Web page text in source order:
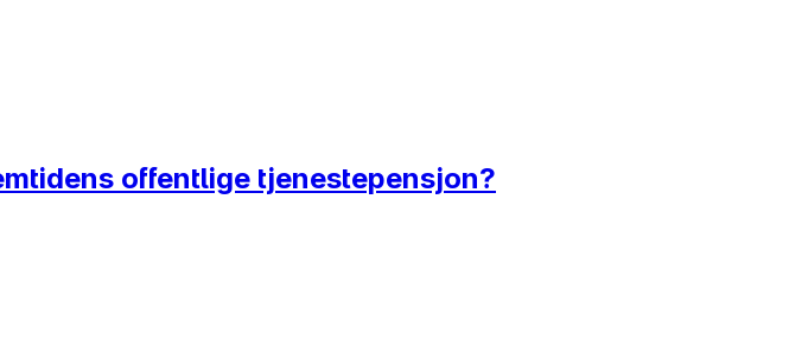
offentlige tjenestepensjon?